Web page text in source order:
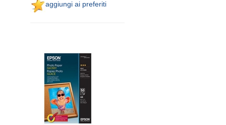
aggiungi ai preferiti